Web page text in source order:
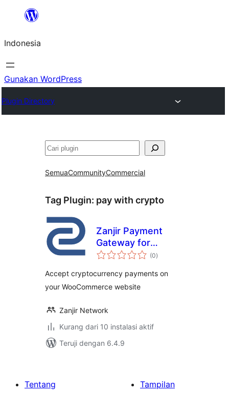
Lewati
konten
Indonesia
Gunakan WordPress
Plugin Directory
Cari
SemuaCommunityCommercial
Tag Plugin: pay with crypto
Zanjir Payment
Gateway for
WooCommerce
(0total
rating
)
Accept cryptocurrency payments on
your WooCommerce website
Zanjir Network
Kurang dari 10 instalasi aktif
Teruji dengan 6.4.9
Tentang
Tampilan